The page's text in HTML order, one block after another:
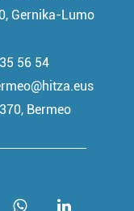
Gernika-Lumo
56 54
Bermeo